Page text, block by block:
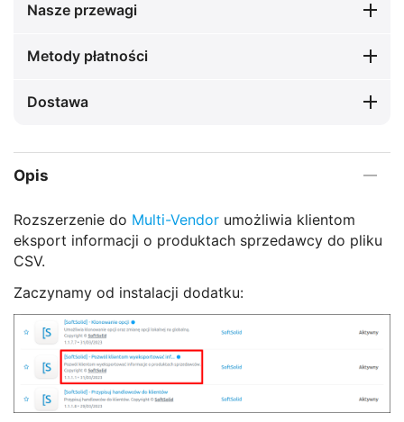
Nasze przewagi
Metody płatności
Dostawa
Opis
Rozszerzenie do Multi-Vendor umożliwia klientom
eksport informacji o produktach sprzedawcy do pliku
CSV.
Zaczynamy od instalacji dodatku: